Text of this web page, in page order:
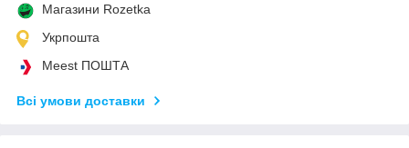
Магазини Rozetka
Укрпошта
Meest ПОШТА
Всі умови доставки